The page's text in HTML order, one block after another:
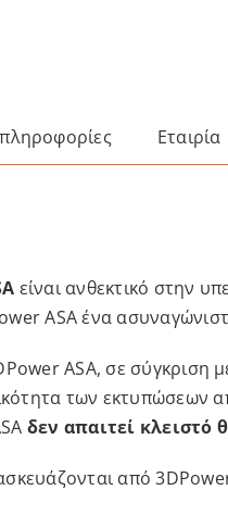
Εταιρία
είναι ανθεκτικό στην
ASA ένα
ASA, σε σύγκριση
των εκτυπώσεων
δεν απαιτεί κλειστό
από